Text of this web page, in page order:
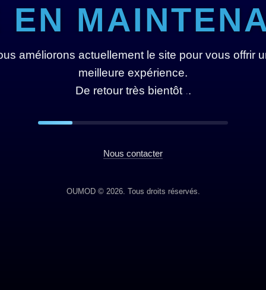
EN
améliorons actuellement le site pour vous offrir
meilleure expérience.
De retour très bientôt. ..
Nous contacter
OUMOD © 2026. Tous droits réservés.